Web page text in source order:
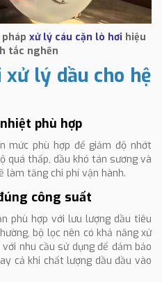
xử lý cáu cặn lò hơi hiệu
tắc nghẽn
lý dầu cho hệ
phù hợp
mức phù hợp để giảm độ nhớt
quá thấp, dầu khó tán sương và
làm tăng chi phí vận hành.
công suất
phù hợp với lưu lượng dầu tiêu
bộ lọc nên có khả năng xử
nhu cầu sử dụng để đảm bảo
cả khi chất lượng dầu đầu vào